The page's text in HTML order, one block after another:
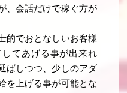
、会話だけで稼ぐ方が
的でおとなしいお客様
てあげる事が出来れ
ばしつつ、少しのアダ
を上げる事が可能とな